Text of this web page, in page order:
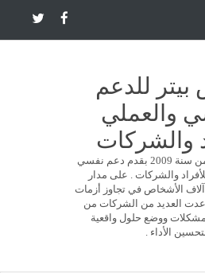
للدعم
والعملي
والشركات
أنا بطرس بيتر ، من سنة 2009 بقدم دعم نفسي
والشركات . على مدار
الأشخاص في تجاوز أزمات
العديد من الشركات من
ووضع حلول واقعية
الأداء .